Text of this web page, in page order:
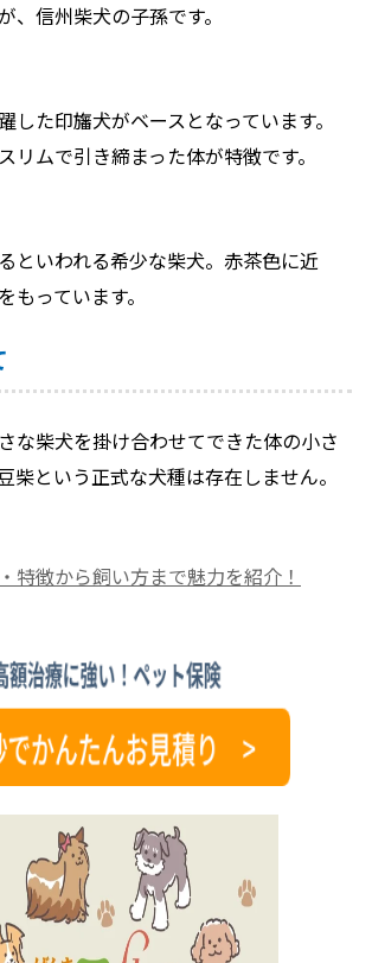
、信州柴犬の子孫です。
した印旛犬がベースとなっています。
リムで引き締まった体が特徴です。
といわれる希少な柴犬。赤茶色に近
もっています。
な柴犬を掛け合わせてできた体の小さ
柴という正式な犬種は存在しません。
特徴から飼い方まで魅力を紹介！